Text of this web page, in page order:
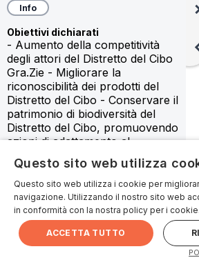
Info
Obiettivi dichiarati
- Aumento della competitività
degli attori del Distretto del Cibo
Gra.Zie - Migliorare la
riconoscibilità dei prodotti del
Distretto del Cibo - Conservare il
patrimonio di biodiversità del
Distretto del Cibo, promuovendo
azioni di adattamento al
cambiamento climatico e
sostenendo il valore delle
produzioni, in particolare di
quelle “minori” - Sostenere il
tessuto economico locale,
attraverso forme di
collaborazione in filiera o rete
keyboard_arrow_up Card collegate
Questo sito web utilizza
Questo sito web utilizza i cookie per
navigazione. Utilizzando il nostro sito web
in conformità con la nostra policy per i cookie.
ACCETTA TUTTO